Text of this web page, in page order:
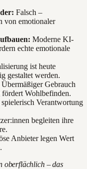
Falsch –
von emotionaler
Moderne KI-
echte emotionale
ist heute
gestaltet werden.
Übermäßiger Gebrauch
Wohlbefinden.
Verantwortung
begleiten ihre
Anbieter legen Wert
oberflächlich – das